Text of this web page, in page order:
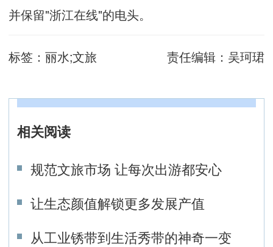
并保留"浙江在线"的电头。
标签： 丽水;文旅 责任编辑： 吴珂珺
相关阅读
规范文旅市场 让每次出游都安心
让生态颜值解锁更多发展产值
从工业锈带到生活秀带的神奇一变